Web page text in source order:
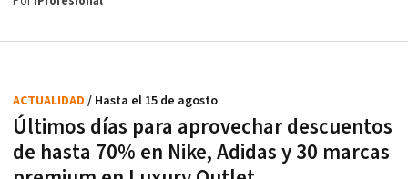
Últimos días para aprovechar descuentos
de hasta 70% en Nike, Adidas y 30 marcas
ACTUALIDAD / Hasta el 15 de agosto